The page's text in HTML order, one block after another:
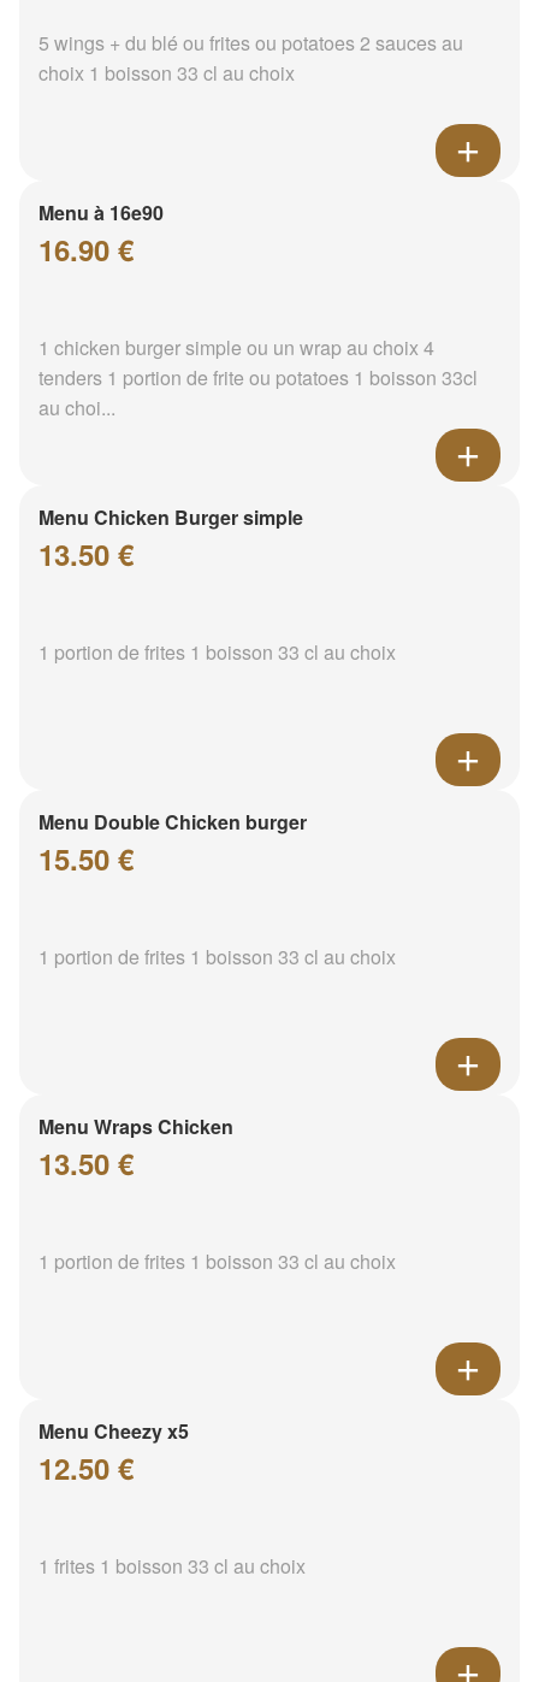
5 wings + du blé ou frites ou potatoes 2 sauces au
choix 1 boisson 33 cl au choix
Menu à 16e90
16.90 €
1 chicken burger simple ou un wrap au choix 4
tenders 1 portion de frite ou potatoes 1 boisson 33cl
au choi...
Menu Chicken Burger simple
13.50 €
1 portion de frites 1 boisson 33 cl au choix
Menu Double Chicken burger
15.50 €
1 portion de frites 1 boisson 33 cl au choix
Menu Wraps Chicken
13.50 €
1 portion de frites 1 boisson 33 cl au choix
Menu Cheezy x5
12.50 €
1 frites 1 boisson 33 cl au choix